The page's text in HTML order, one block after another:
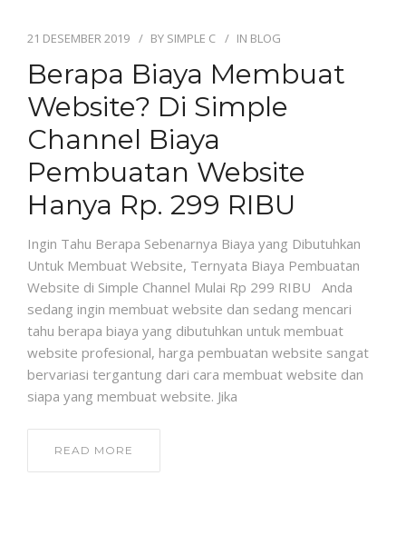
21 DESEMBER 2019 BY SIMPLE C IN BLOG
Berapa Biaya Membuat
Website? Di Simple
Channel Biaya
Pembuatan Website
Hanya Rp. 299 RIBU
Ingin Tahu Berapa Sebenarnya Biaya yang Dibutuhkan
Untuk Membuat Website, Ternyata Biaya Pembuatan
Website di Simple Channel Mulai Rp 299 RIBU Anda
sedang ingin membuat website dan sedang mencari
tahu berapa biaya yang dibutuhkan untuk membuat
website profesional, harga pembuatan website sangat
bervariasi tergantung dari cara membuat website dan
siapa yang membuat website. Jika
READ MORE